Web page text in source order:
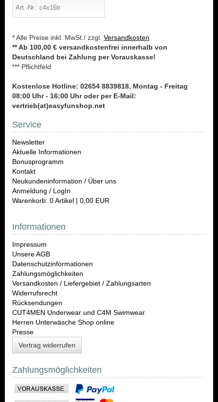
Art.-Nr.: c4x16tr
* Alle Preise inkl. MwSt./ zzgl. Versandkosten
** Ab 100,00 € versandkostenfrei innerhalb von
Deutschland bei Zahlung per Vorauskasse!
*** Pflichtfeld
Kostenlose Hotline: 02654 8839818, Montag - Freitag
08:00 Uhr - 16:00 Uhr oder per E-Mail:
vertrieb(at)easyfunshop.net
Service
Newsletter
Aktuelle Informationen
Bonusprogramm
Kontakt
Neukundeninformation / Über uns
Anmeldung / LogIn
Warenkorb: 0 Artikel | 0,00 EUR
Informationen
Impressum
Unsere AGB
Datenschutzinformationen
Zahlungsmöglichkeiten
Versandkosten / Liefergebiet / Zahlungsarten
Widerrufsrecht
Rücksendungen
CUT4MEN Underwear und C4M Swimwear
Herren Unterwäsche Shop online
Presse
Vertrag widerrufen
Zahlungsmöglichkeiten